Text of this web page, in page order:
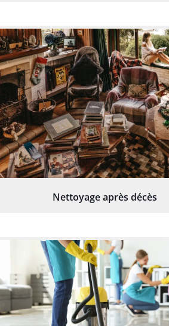
Nettoyage après décès